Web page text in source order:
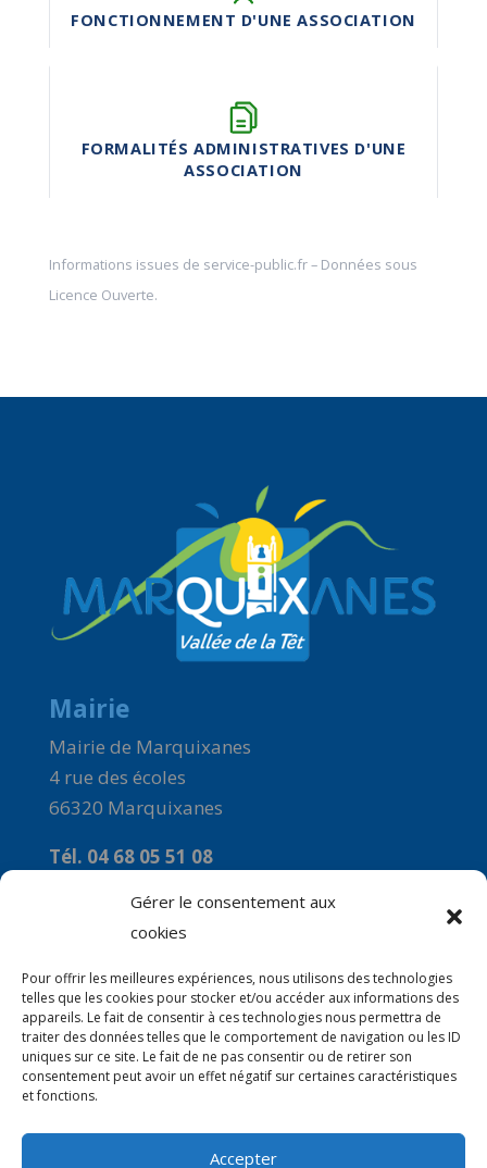
Gérer le consentement aux
cookies
Pour offrir les meilleures expériences, nous utilisons des technologies
telles que les cookies pour stocker et/ou accéder aux informations des
appareils. Le fait de consentir à ces technologies nous permettra de
traiter des données telles que le comportement de navigation ou les ID
uniques sur ce site. Le fait de ne pas consentir ou de retirer son
consentement peut avoir un effet négatif sur certaines caractéristiques
et fonctions.
Accepter
FONCTIONNEMENT D'UNE ASSOCIATION
FORMALITÉS ADMINISTRATIVES D'UNE
ASSOCIATION
Informations issues de service-public.fr– Données sous
Licence Ouverte.
Mairie
Mairie de Marquixanes
4 rue des écoles
66320 Marquixanes
Tél. 04 68 05 51 08
Horaires
Du Lundi au Vendredi : 9h00 à 12H00
Le mercredi : 14H00 à 16H00